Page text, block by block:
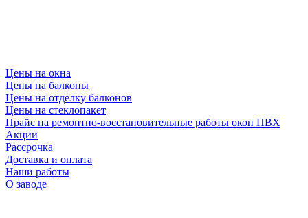
Цены на окна
Цены на балконы
Цены на отделку балконов
Цены на стеклопакет
Прайс на ремонтно-восстановительные работы окон ПВХ
Акции
Рассрочка
Доставка и оплата
Наши работы
О заводе